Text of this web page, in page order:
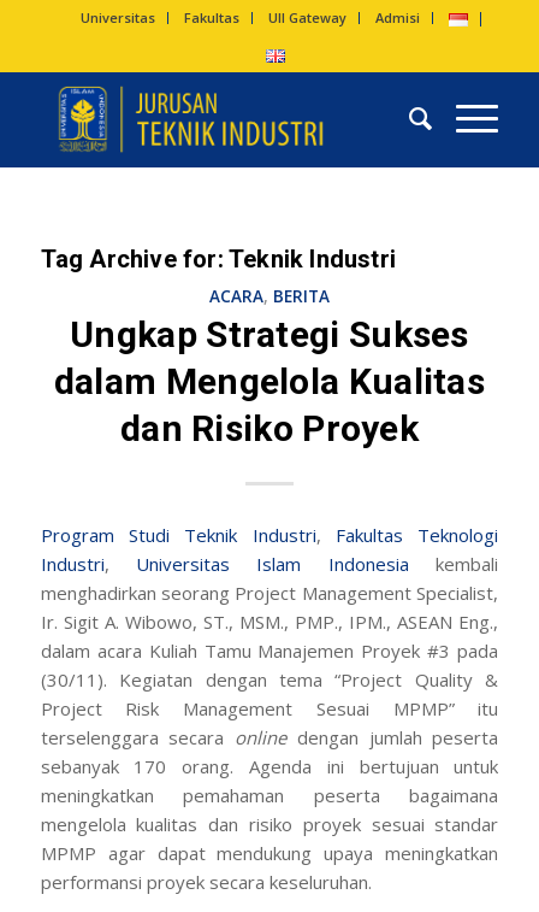
Universitas Fakultas UII Gateway Admisi
Tag Archive for: Teknik Industri
ACARA, BERITA
Ungkap Strategi Sukses
dalam Mengelola Kualitas
dan Risiko Proyek
Program Studi Teknik Industri, Fakultas Teknologi
Industri, Universitas Islam Indonesia kembali
menghadirkan seorang Project Management Specialist,
Ir. Sigit A. Wibowo, ST., MSM., PMP., IPM., ASEAN Eng.,
dalam acara Kuliah Tamu Manajemen Proyek #3 pada
(30/11). Kegiatan dengan tema “Project Quality &
Project Risk Management Sesuai MPMP” itu
terselenggara secara onlinedengan jumlah peserta
sebanyak 170 orang. Agenda ini bertujuan untuk
meningkatkan pemahaman peserta bagaimana
mengelola kualitas dan risiko proyek sesuai standar
MPMP agar dapat mendukung upaya meningkatkan
performansi proyek secara keseluruhan.